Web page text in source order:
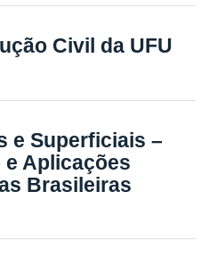
Civil da UFU
e Superficiais –
Aplicações
Brasileiras